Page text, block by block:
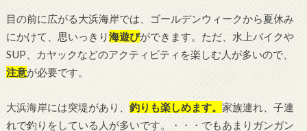
目の前に広がる大浜海岸では、ゴールデンウィークから夏休み
にかけて、思いっきり海遊びができます。ただ、水上バイクや
SUP、カヤックなどのアクティビティを楽しむ人が多いので、
注意が必要です。
大浜海岸には突堤があり、 釣り も楽しめます。 家族連れ、子連
れで釣りをしている人が多いです。・・・でもあまりガンガン